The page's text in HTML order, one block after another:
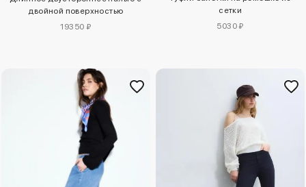
двойной поверхностью
19350 ₽
сетки
5030 ₽